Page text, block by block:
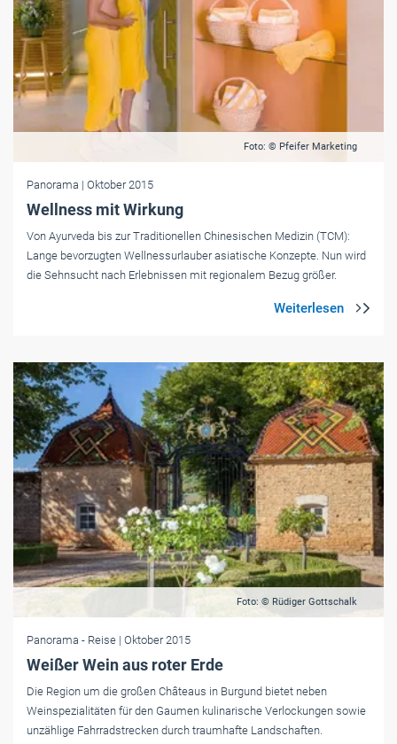
Foto: © Pfeifer Marketing
Panorama | Oktober 2015
Wellness mit Wirkung
Von Ayurveda bis zur Traditionellen Chinesischen Medizin (TCM):
Lange bevorzugten Wellnessurlauber asiatische Konzepte. Nun wird
die Sehnsucht nach Erlebnissen mit regionalem Bezug größer.
Foto: © Rüdiger Gottschalk
Panorama - Reise | Oktober 2015
Weißer Wein aus roter Erde
Die Region um die großen Châteaus in Burgund bietet neben
Weinspezialitäten für den Gaumen kulinarische Verlockungen sowie
unzählige Fahrradstrecken durch traumhafte Landschaften.